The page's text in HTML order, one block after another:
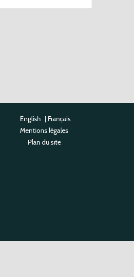
English | Français
Mentions légales
Plan du site